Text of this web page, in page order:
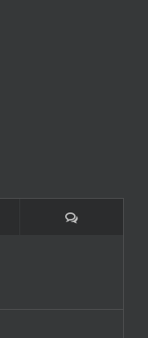
Kommentare